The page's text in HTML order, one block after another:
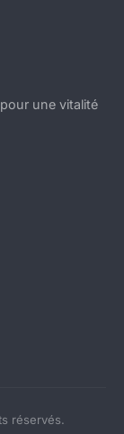
une vitalité
réservés.